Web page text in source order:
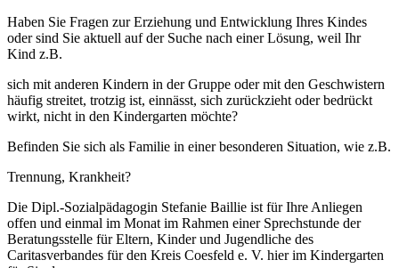
Haben Sie Fragen zur Erziehung und Entwicklung Ihres Kindes
oder sind Sie aktuell auf der Suche nach einer Lösung, weil Ihr
Kind z.B.
sich mit anderen Kindern in der Gruppe oder mit den Geschwistern
häufig streitet, trotzig ist, einnässt, sich zurückzieht oder bedrückt
wirkt, nicht in den Kindergarten möchte?
Befinden Sie sich als Familie in einer besonderen Situation, wie z.B.
Trennung, Krankheit?
Die Dipl.-Sozialpädagogin Stefanie Baillie ist für Ihre Anliegen
offen und einmal im Monat im Rahmen einer Sprechstunde der
Beratungsstelle für Eltern, Kinder und Jugendliche des
Caritasverbandes für den Kreis Coesfeld e. V. hier im Kindergarten